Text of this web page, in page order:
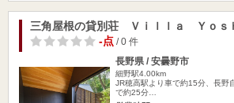
三角屋根の貸別荘 Ｖｉｌｌａ Ｙｏｓ
-点/ 0 件
長野県 / 安曇野市
細野駅4.00km
JR穂高駅より車で約15分、長野
で約25分…